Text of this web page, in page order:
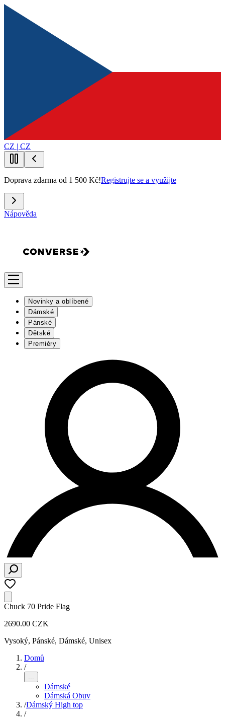
CZ | CZ
Doprava zdarma od 1 500 Kč!Registrujte se a využijte
Nápověda
Novinky a oblíbené
Dámské
Pánské
Dětské
Premiéry
Chuck 70 Pride Flag
2690.00 CZK
Vysoký, Pánské, Dámské, Unisex
Domů
/
...
Dámské
Dámská Obuv
/Dámský High top
/